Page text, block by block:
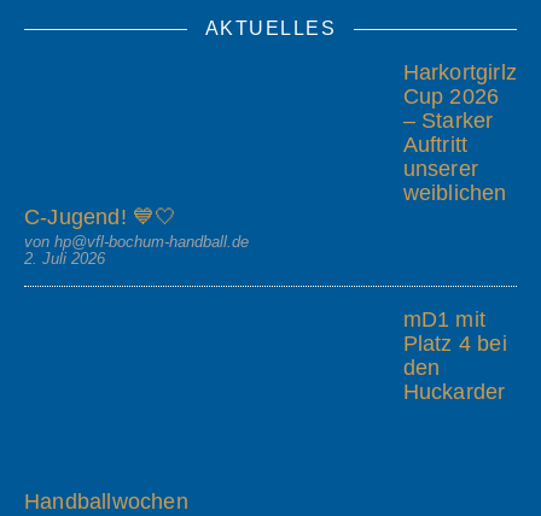
AKTUELLES
Harkortgirlz
Cup 2026
– Starker
Auftritt
unserer
weiblichen
C-Jugend! 💙🤍
von hp@vfl-bochum-handball.de
2. Juli 2026
mD1 mit
Platz 4 bei
den
Huckarder
Handballwochen